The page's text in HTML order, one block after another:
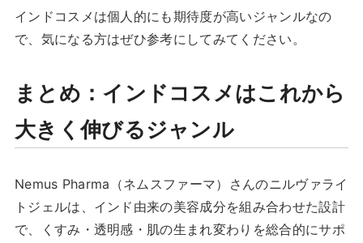
インドコスメは個人的にも期待度が高いジャンルなの
で、気になる方はぜひ参考にしてみてください。
まとめ：インドコスメはこれから
大きく伸びるジャンル
Nemus Pharma（ネムスファーマ）さんのニルヴァライ
トジェルは、インド由来の美容成分を組み合わせた設計
で、くすみ・透明感・肌の生まれ変わりを総合的にサポ